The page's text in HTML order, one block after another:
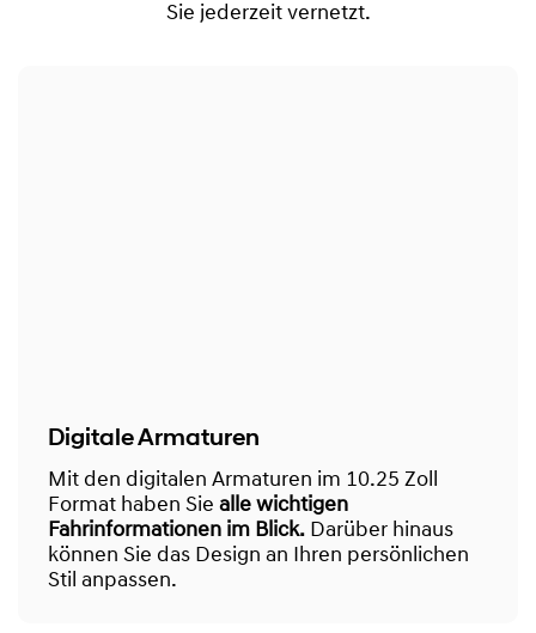
Sie jederzeit vernetzt.
Digitale Armaturen
Mit den digitalen Armaturen im 10.25 Zoll
Format haben Sie alle wichtigen
Fahrinformationen im Blick. Darüber hinaus
können Sie das Design an Ihren persönlichen
Stil anpassen.